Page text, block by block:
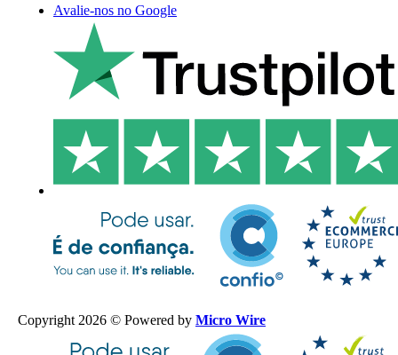
Avalie-nos no Google
Copyright 2026 © Powered by Micro Wire